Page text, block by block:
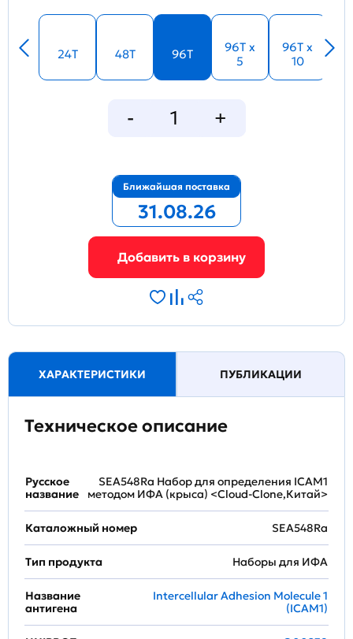
24T 48T 96T
96T x
5
96T x
10
Ближайшая поставка
31.08.26
ХАРАКТЕРИСТИКИ ПУБЛИКАЦИИ
Техническое описание
Русское
название
SEA548Ra Набор для определения ICAM1
методом ИФА (крыса) <Cloud-Clone,Китай>
Каталожный номер SEA548Ra
Тип продукта Наборы для ИФА
Название
антигена
Intercellular Adhesion Molecule 1
(ICAM1)